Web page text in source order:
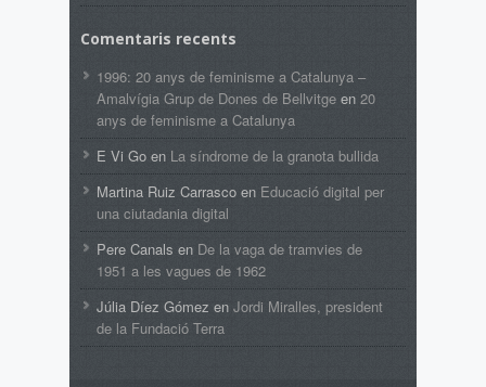
Comentaris recents
1996: 20 anys de feminisme a Catalunya –
Amalvígia Grup de Dones de Bellvitge en 20
anys de feminisme a Catalunya
E Vi Go en La síndrome de la granota bullida
Martina Ruiz Carrasco en Educació digital per
una ciutadania digital
Pere Canals en De la vaga de tramvies de
1951 a les vagues de 1962
Júlia Díez Gómez en Jordi Miralles, president
de la Fundació Terra